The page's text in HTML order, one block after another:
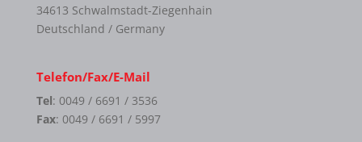
34613 Schwalmstadt-Ziegenhain
Deutschland / Germany
Telefon/Fax/E-Mail
Tel: 0049 / 6691 / 3536
Fax: 0049 / 6691 / 5997